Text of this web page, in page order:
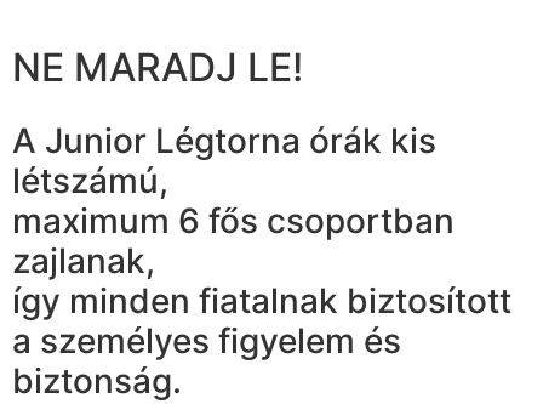
NE MARADJ LE!
A Junior Légtorna órák kis
létszámú,
maximum 6 fős csoportban
zajlanak,
így minden fiatalnak biztosított
a személyes figyelem és
biztonság.